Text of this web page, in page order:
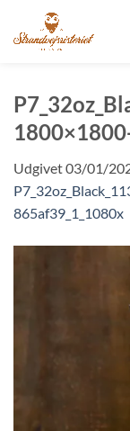
indhold
Udgivet03/01/
865af39_1_1080x